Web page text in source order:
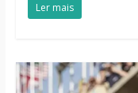
Ler mais